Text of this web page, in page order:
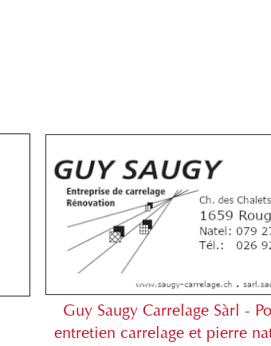
Guy Saugy Carrelage Sàrl -
entretien carrelage et pierre